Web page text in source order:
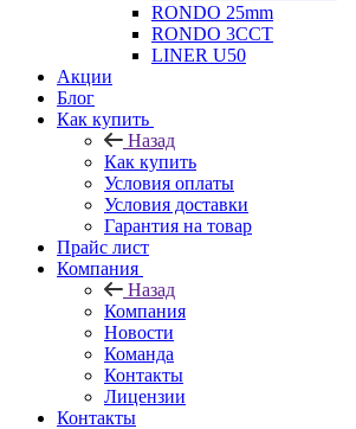
RONDO 25mm
RONDO 3CCT
LINER U50
Акции
Блог
Как купить
Назад
Как купить
Условия оплаты
Условия доставки
Гарантия на товар
Прайс лист
Компания
Назад
Компания
Новости
Команда
Контакты
Лицензии
Контакты